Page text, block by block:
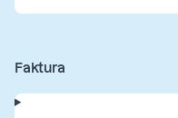
Faktura